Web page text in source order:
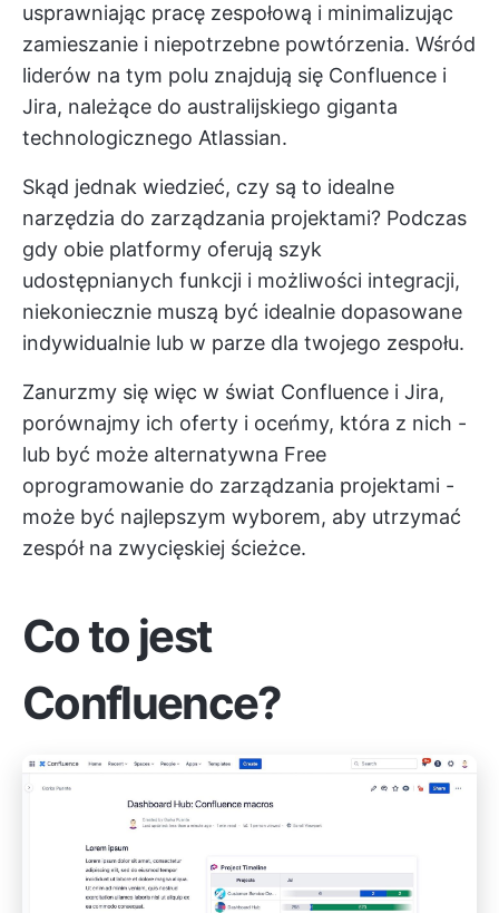
usprawniając pracę zespołową i minimalizując
zamieszanie i niepotrzebne powtórzenia. Wśród
liderów na tym polu znajdują się Confluence i
Jira, należące do australijskiego giganta
technologicznego Atlassian.
Skąd jednak wiedzieć, czy są to idealne
narzędzia do zarządzania projektami? Podczas
gdy obie platformy oferują szyk
udostępnianych funkcji i możliwości integracji,
niekoniecznie muszą być idealnie dopasowane
indywidualnie lub w parze dla twojego zespołu.
Zanurzmy się więc w świat Confluence i Jira,
porównajmy ich oferty i oceńmy, która z nich -
lub być może alternatywna Free
oprogramowanie do zarządzania projektami -
może być najlepszym wyborem, aby utrzymać
zespół na zwycięskiej ścieżce.
Co to jest
Confluence?